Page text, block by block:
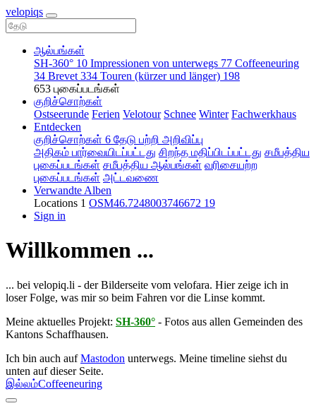
velopiqs
ஆல்பங்கள்
SH-360° 10 Impressionen von unterwegs 77 Coffeeneuring
34 Brevet 334 Touren (kürzer und länger) 198
653 புகைப்படங்கள்
குறிச்சொற்கள்
Ostseerunde Ferien Velotour Schnee Winter Fachwerkhaus
Entdecken
குறிச்சொற்கள் 6 தேடு பற்றி அறிவிப்பு
அதிகம் பார்வையிடப்பட்டது சிறந்த மதிப்பிடப்பட்டது சமீபத்திய
புகைப்படங்கள் சமீபத்திய ஆல்பங்கள் வரிசையற்ற
புகைப்படங்கள் அட்டவணை
Verwandte Alben
Locations 1 OSM46.7248003746672 19
Sign in
Willkommen ...
... bei velopiq.li - der Bilderseite vom velofara. Hier zeige ich in
loser Folge, was mir so beim Fahren vor die Linse kommt.
Meine aktuelles Projekt: SH-360° - Fotos aus allen Gemeinden des
Kantons Schaffhausen.
Ich bin auch aufMastodon unterwegs. Meine timeline siehst du
unten auf dieser Seite.
இல்லம்Coffeeneuring